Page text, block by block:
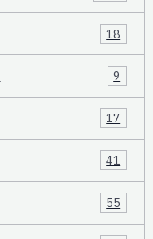
18
9
17
41
55